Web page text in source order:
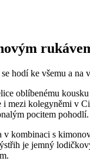
hodí ke všemu a na
oblíbenému kousku
i mezi kolegyněmi v
pocitem pohodlí.
v kombinaci s
je jemný